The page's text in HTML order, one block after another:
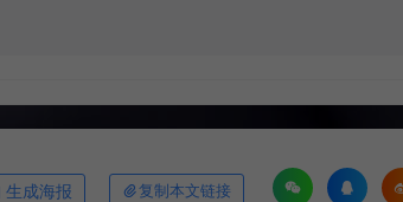
生成海报 复制本文链接